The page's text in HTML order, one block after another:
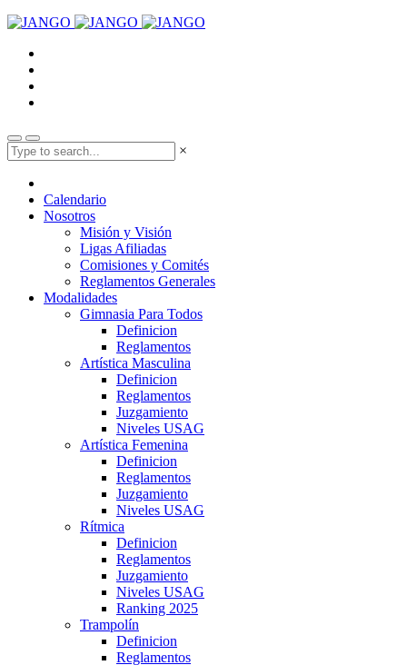
×
Calendario
Nosotros
Misión y Visión
Ligas Afiliadas
Comisiones y Comités
Reglamentos Generales
Modalidades
Gimnasia Para Todos
Definicion
Reglamentos
Artística Masculina
Definicion
Reglamentos
Juzgamiento
Niveles USAG
Artística Femenina
Definicion
Reglamentos
Juzgamiento
Niveles USAG
Rítmica
Definicion
Reglamentos
Juzgamiento
Niveles USAG
Ranking 2025
Trampolín
Definicion
Reglamentos